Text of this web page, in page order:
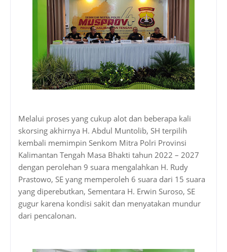
Melalui proses yang cukup alot dan beberapa kali
skorsing akhirnya H. Abdul Muntolib, SH terpilih
kembali memimpin Senkom Mitra Polri Provinsi
Kalimantan Tengah Masa Bhakti tahun 2022 – 2027
dengan perolehan 9 suara mengalahkan H. Rudy
Prastowo, SE yang memperoleh 6 suara dari 15 suara
yang diperebutkan, Sementara H. Erwin Suroso, SE
gugur karena kondisi sakit dan menyatakan mundur
dari pencalonan.